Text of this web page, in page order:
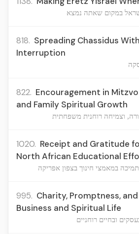
במקום שאתה נמצא
818. Spreading Chassidus
Interruption
822. Encouragement in
and Family Spiritual Growth
וצמיחה רוחנית משפחתית
1020. Receipt and Gratitude
North African Educational
במאמצי חינוך בצפון אפריקה
995. Charity, Promptness,
Business and Spiritual Life
ובחיים רוחניים